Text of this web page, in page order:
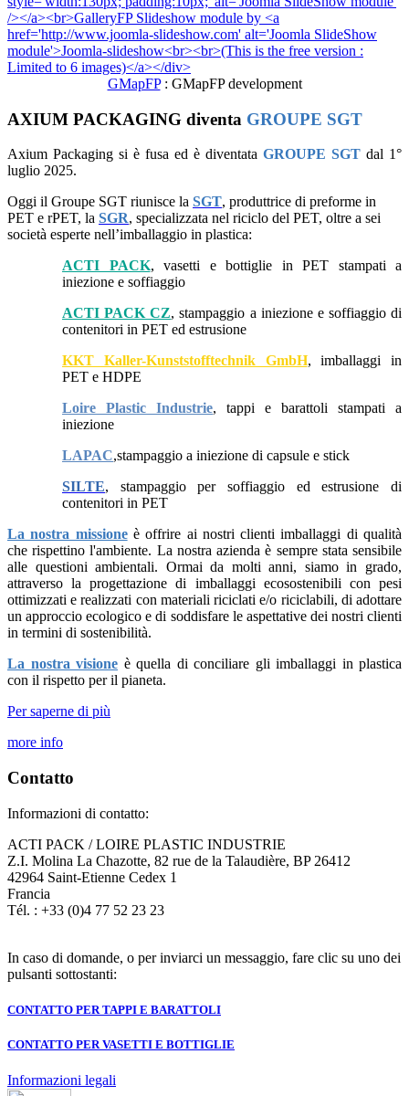
GMapFP: GMapFP development
AXIUM PACKAGING diventa GROUPE SGT
Axium Packaging si è fusa ed è diventata GROUPE SGT dal 1°
luglio 2025.
Oggi il Groupe SGT riunisce la SGT, produttrice di preforme in
PET e rPET, la SGR, specializzata nel riciclo del PET, oltre a sei
società esperte nell’imballaggio in plastica:
ACTI PACK, vasetti e bottiglie in PET stampati a
iniezione e soffiaggio
ACTI PACK CZ, stampaggio a iniezione e soffiaggio di
contenitori in PET ed estrusione
KKT Kaller-Kunststofftechnik GmbH, imballaggi in
PET e HDPE
Loire Plastic Industrie, tappi e barattoli stampati a
iniezione
LAPAC,stampaggio a iniezione di capsule e stick
SILTE, stampaggio per soffiaggio ed estrusione di
contenitori in PET
La nostra missioneè offrire ai nostri clienti imballaggi di qualità
che rispettino l'ambiente. La nostra azienda è sempre stata sensibile
alle questioni ambientali. Ormai da molti anni, siamo in grado,
attraverso la progettazione di imballaggi ecosostenibili con pesi
ottimizzati e realizzati con materiali riciclati e/o riciclabili, di adottare
un approccio ecologico e di soddisfare le aspettative dei nostri clienti
in termini di sostenibilità.
La nostra visione è quella di conciliare gli imballaggi in plastica
con il rispetto per il pianeta.
Per saperne di più
more info
Contatto
Informazioni di contatto:
ACTI PACK / LOIRE PLASTIC INDUSTRIE
Z.I. Molina La Chazotte, 82 rue de la Talaudière, BP 26412
42964 Saint-Etienne Cedex 1
Francia
Tél. : +33 (0)4 77 52 23 23
In caso di domande, o per inviarci un messaggio, fare clic su uno dei
pulsanti sottostanti:
CONTATTO PER TAPPI E BARATTOLI
CONTATTO PER VASETTI E BOTTIGLIE
Informazioni legali